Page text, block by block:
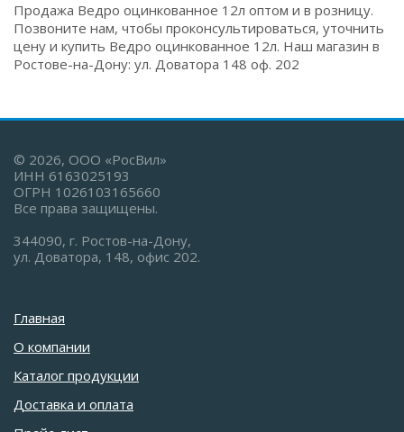
Продажа Ведро оцинкованное 12л оптом и в розницу.
Позвоните нам, чтобы проконсультироваться, уточнить
цену и купить Ведро оцинкованное 12л. Наш магазин в
Ростове-на-Дону: ул. Доватора 148 оф. 202
© 2026, ООО «РосВил»
ИНН 6163025193
ОГРН 1026103165660
Все права защищены.
344090, г. Ростов-на-Дону,
ул. Доватора, 148, офис 202.
Главная
О компании
Каталог продукции
Доставка и оплата